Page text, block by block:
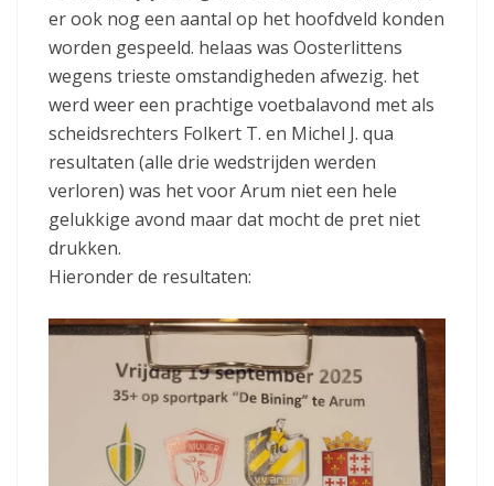
er ook nog een aantal op het hoofdveld konden
worden gespeeld. helaas was Oosterlittens
wegens trieste omstandigheden afwezig. het
werd weer een prachtige voetbalavond met als
scheidsrechters Folkert T. en Michel J. qua
resultaten (alle drie wedstrijden werden
verloren) was het voor Arum niet een hele
gelukkige avond maar dat mocht de pret niet
drukken.
Hieronder de resultaten: